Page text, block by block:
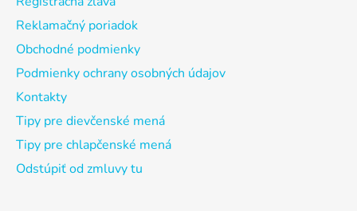
Reklamačný poriadok
Obchodné podmienky
Podmienky ochrany osobných údajov
Kontakty
Tipy pre dievčenské mená
Tipy pre chlapčenské mená
Odstúpiť od zmluvy tu